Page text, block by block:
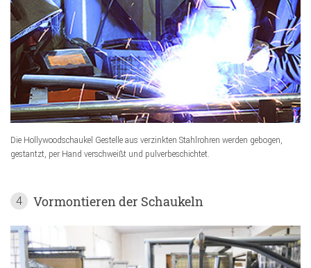
Die Hollywoodschaukel Gestelle aus verzinkten Stahlrohren werden gebogen,
gestantzt, per Hand verschweißt und pulverbeschichtet.
4 Vormontieren der Schaukeln